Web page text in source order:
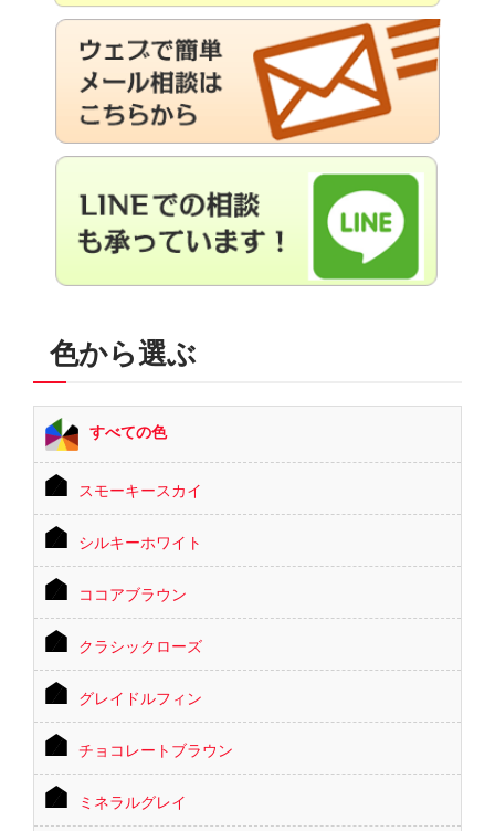
色から選ぶ
すべての色
スモーキースカイ
シルキーホワイト
ココアブラウン
クラシックローズ
グレイドルフィン
チョコレートブラウン
ミネラルグレイ